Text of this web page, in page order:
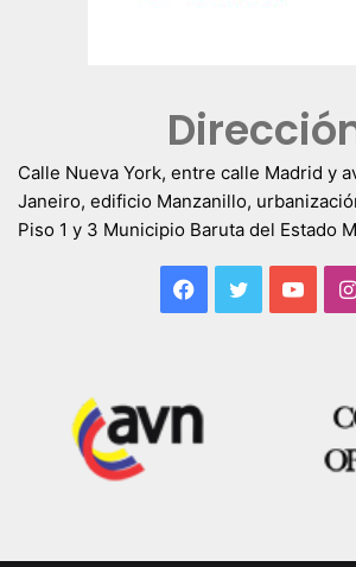
Calle Nueva York, entre calle Madrid y
Janeiro, edificio Manzanillo,
Piso 1 y 3 Municipio Baruta del Estado
Facebook
Twitter